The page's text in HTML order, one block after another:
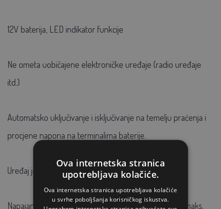
12V baterija, LED indikator funkcije
Ne ometa uobičajene elektroničke uređaje (radio uređaje
itd.)
Automatsko uključivanje i isključivanje na temelju praćenja i
procjene napona na terminalima baterije.
Uređaj je isključen dok je vozilo u pogonu.
Napajanje iz 12V akumulatora vozila, potrošnja struje maks.
Ova internetska stranica
upotrebljava kolačiće.
Ova internetska stranica upotrebljava kolačiće
u svrhe poboljšanja korisničkog iskustva.